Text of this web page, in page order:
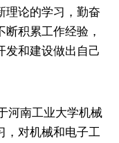
理论的学习，勤奋
积累工作经验，
发和建设做出自己
河南工业大学机械
，对机械和电子工